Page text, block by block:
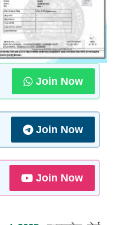
Join Now
Join Now
Join Now